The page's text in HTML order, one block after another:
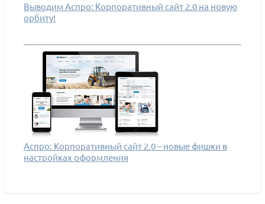
Выводим Аспро: Корпоративный сайт 2.0 на новую
орбиту!
Аспро: Корпоративный сайт 2.0 – новые фишки в
настройках оформления